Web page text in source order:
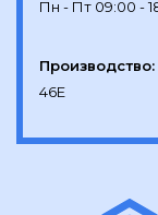
Производство:
46Е